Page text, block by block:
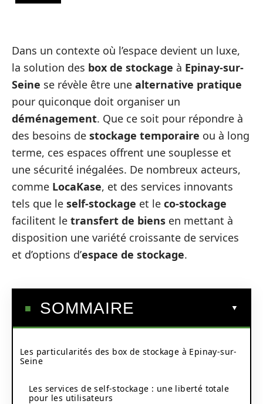
Dans un contexte où l’espace devient un luxe,
la solution des box de stockage à Epinay-sur-
Seine se révèle être une alternative pratique
pour quiconque doit organiser un
déménagement. Que ce soit pour répondre à
des besoins de stockage temporaire ou à long
terme, ces espaces offrent une souplesse et
une sécurité inégalées. De nombreux acteurs,
comme LocaKase, et des services innovants
tels que le self-stockage et le co-stockage
facilitent le transfert de biens en mettant à
disposition une variété croissante de services
et d’options d’espace de stockage.
SOMMAIRE
Les particularités des box de stockage à Epinay-sur-
Seine
Les services de self-stockage : une liberté totale
pour les utilisateurs